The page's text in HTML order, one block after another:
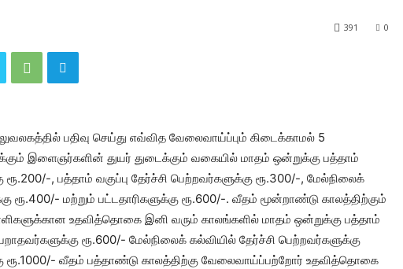
0
391
பதிவு செய்து எவ்வித வேலைவாய்ப்பும் கிடைக்காமல் 5
இளைஞர்களின் துயர் துடைக்கும் வகையில் மாதம் ஒன்றுக்கு பத்தாம்
ரூ.200/-, பத்தாம் வகுப்பு தேர்ச்சி பெற்றவர்களுக்கு ரூ.300/-, மேல்நிலைக்
ரூ.400/- மற்றும் பட்டதாரிகளுக்கு ரூ.600/-. வீதம் மூன்றாண்டு காலத்திற்கும்
உதவித்தொகை இனி வரும் காலங்களில் மாதம் ஒன்றுக்கு பத்தாம்
ரூ.600/- மேல்நிலைக் கல்வியில் தேர்ச்சி பெற்றவர்களுக்கு
ரூ.1000/- வீதம் பத்தாண்டு காலத்திற்கு வேலைவாய்ப்பற்றோர் உதவித்தொகை